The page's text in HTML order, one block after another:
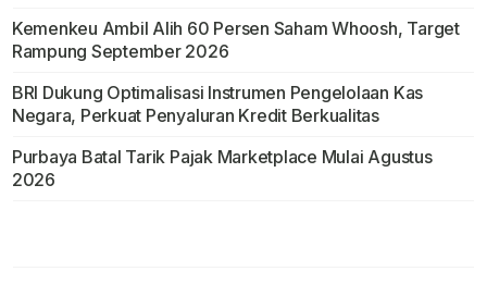
Kemenkeu Ambil Alih 60 Persen Saham Whoosh, Target
Rampung September 2026
BRI Dukung Optimalisasi Instrumen Pengelolaan Kas
Negara, Perkuat Penyaluran Kredit Berkualitas
Purbaya Batal Tarik Pajak Marketplace Mulai Agustus
2026